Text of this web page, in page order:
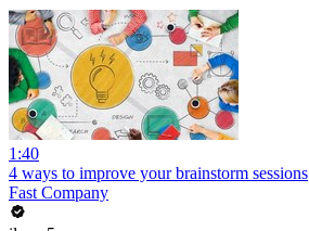
1:40
4 ways to improve your brainstorm sessions
Fast Company